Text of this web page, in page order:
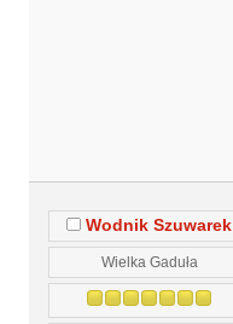
Wodnik Szuwarek
Wielka Gaduła